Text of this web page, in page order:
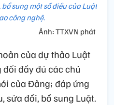
sung một số điều của Luật
công nghệ.
Ảnh: TTXVN phát
của dự thảo Luật
đầy đủ các chủ
của Đảng; đáp ứng
sửa đổi, bổ sung Luật.